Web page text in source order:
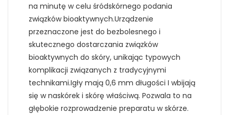
na minutę w celu śródskórnego podania
związków bioaktywnych.Urządzenie
przeznaczone jest do bezbolesnego i
skutecznego dostarczania związków
bioaktywnych do skóry, unikając typowych
komplikacji związanych z tradycyjnymi
technikami.Igły mają 0,6 mm długości I wbijają
się w naskórek i skórę właściwą. Pozwala to na
głębokie rozprowadzenie preparatu w skórze.